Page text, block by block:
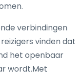
verbindingen
vinden dat
het openbaar
wordt.Met